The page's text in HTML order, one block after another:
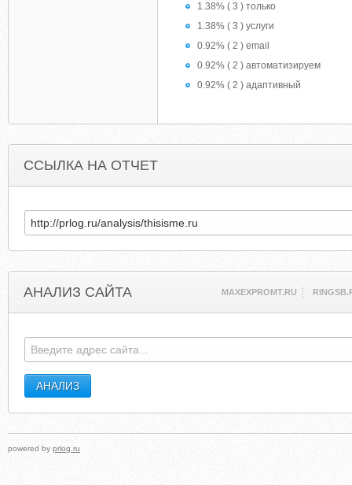
1.38% ( 3 ) только
1.38% ( 3 ) услуги
0.92% ( 2 ) email
0.92% ( 2 ) автоматизируем
0.92% ( 2 ) адаптивный
ССЫЛКА НА ОТЧЕТ
АНАЛИЗ САЙТА MAXEXPROMT.RU
powered by prlog.ru